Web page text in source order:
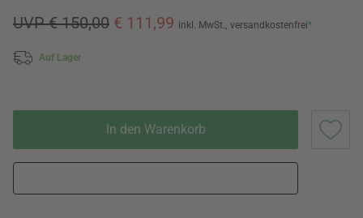
UVP € 150,00 € 111,99 inkl. MwSt., versandkostenfrei*
Auf Lager
In den Warenkorb